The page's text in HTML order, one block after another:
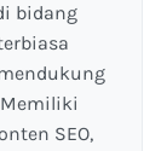
bidang
SEO,